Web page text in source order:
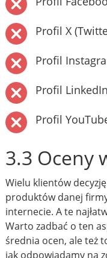
Profil X
Profil
Profil LinkedIn
Profil
3.3 Oceny
Wielu klientów
produktów danej
internecie. A te
Warto zadbać o ten
średnia ocen, ale też
jak odpowiadamy na